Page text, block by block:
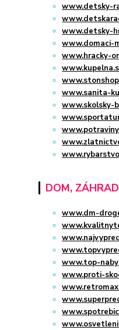
www.detsky-
www.detsky-
www.domaci-
www.hracky-
www.sanita-
www.skolsky-
DOM,
www.dm-
www.top-
www.proti-